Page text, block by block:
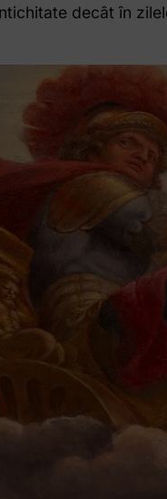
decât în